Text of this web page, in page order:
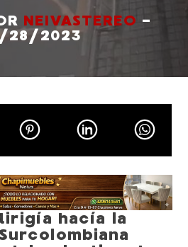
NEIVASTEREO -
28/2023
hacía la